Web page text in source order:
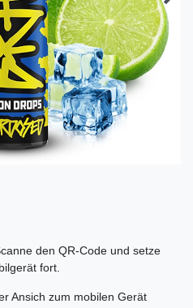
den QR-Code und setze
fort.